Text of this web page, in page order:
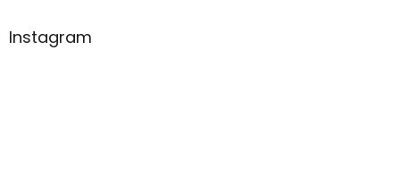
Instagram